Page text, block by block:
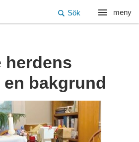
meny
Sök
herdens
en bakgrund